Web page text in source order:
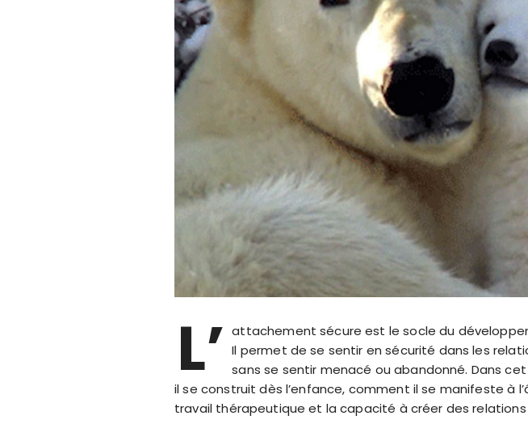
L’ attachement sécure est le socle du
Il permet de se sentir en sécurité dans les
sans se sentir menacé ou abandonné. Dans
il se construit dès l’enfance, comment il se manifeste à
travail thérapeutique et la capacité à créer des relations